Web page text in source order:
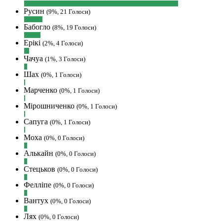
сайт скинути криптою ltc?
Hatsyk:SVAT, телеграм, пошта,
скину.
SVAT :Hatsyk, Якщо зручно, то
завтра напишу в інстаграм
SVAT :
Hatsyk в інсті обмеження
кинув в ТГ
DJGycle :Tamada
Makiavelli :
Makiavelli :
нема....все йде до чергового провалу
Hatsyk
Вірю що чат і сайт загалом буде ще
активніший з часом)
Русин (9%, 21 Голоси)
Бабогло (8%, 19 Голоси)
Ерікі (2%, 4 Голоси)
Чачуа (1%, 3 Голоси)
Шах (0%, 1 Голоси)
Марченко (0%, 1 Голоси)
Мірошниченко (0%, 1 Голоси)
Сапуга (0%, 1 Голоси)
Моха (0%, 0 Голоси)
Алькайн (0%, 0 Голоси)
Стецьков (0%, 0 Голоси)
Фелліпе (0%, 0 Голоси)
Вантух (0%, 0 Голоси)
Лях (0%, 0 Голоси)